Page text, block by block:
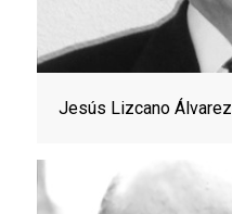
Jesús Lizcano Álvarez